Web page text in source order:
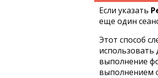
Если указать
еще один
Этот способ
использовать
выполнение
выполнением